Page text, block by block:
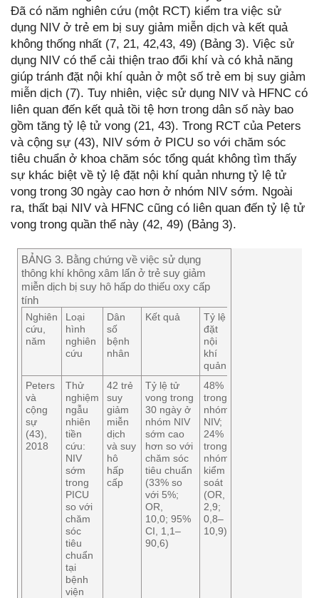
Đã có năm nghiên cứu (một RCT) kiểm tra việc sử
dụng NIV ở trẻ em bị suy giảm miễn dịch và kết quả
không thống nhất (7, 21, 42,43, 49) (Bảng 3). Việc sử
dụng NIV có thể cải thiện trao đổi khí và có khả năng
giúp tránh đặt nội khí quản ở một số trẻ em bị suy giảm
miễn dịch (7). Tuy nhiên, việc sử dụng NIV và HFNC có
liên quan đến kết quả tồi tệ hơn trong dân số này bao
gồm tăng tỷ lệ tử vong (21, 43). Trong RCT của Peters
và cộng sự (43), NIV sớm ở PICU so với chăm sóc
tiêu chuẩn ở khoa chăm sóc tổng quát không tìm thấy
sự khác biệt về tỷ lệ đặt nội khí quản nhưng tỷ lệ tử
vong trong 30 ngày cao hơn ở nhóm NIV sớm. Ngoài
ra, thất bại NIV và HFNC cũng có liên quan đến tỷ lệ tử
vong trong quần thể này (42, 49) (Bảng 3).
BẢNG 3. Bằng chứng về việc sử dụng
thông khí không xâm lấn ở trẻ suy giảm
miễn dịch bị suy hô hấp do thiếu oxy cấp
tính
Nghiên
cứu,
năm
Loại
hình
nghiên
cứu
Dân
số
bệnh
nhân
Kết quả
Tỷ lệ
đặt
nội
khí
quản
Peters
và
cộng
sự
(43),
2018
Thử
nghiệm
ngẫu
nhiên
tiền
cứu:
NIV
sớm
trong
PICU
so với
chăm
sóc
tiêu
chuẩn
tại
bệnh
viện
42 trẻ
suy
giảm
miễn
dịch
và suy
hô
hấp
cấp
Tỷ lệ tử
vong trong
30 ngày ở
nhóm NIV
sớm cao
hơn so với
chăm sóc
tiêu chuẩn
(33% so
với 5%;
OR,
10,0; 95%
CI, 1,1–
90,6)
48%
trong
nhóm
NIV;
24%
trong
nhóm
kiểm
soát
(OR,
2,9;
0,8–
10,9)